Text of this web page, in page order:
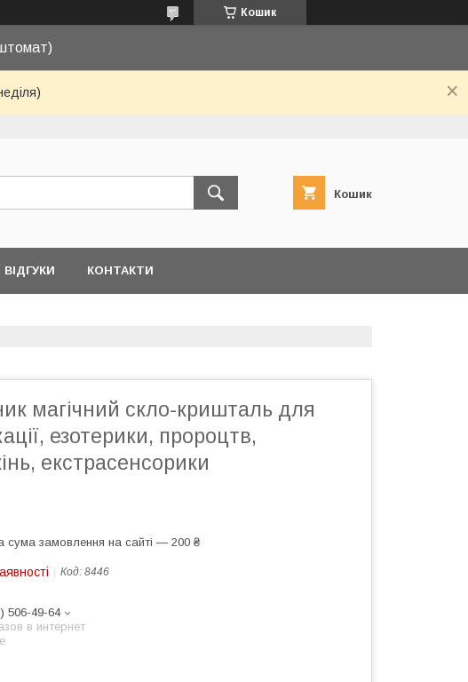
Кошик
Кошик
ВІДГУКИ КОНТАКТИ
магічний скло-кришталь для
езотерики, пророцтв,
екстрасенсорики
сума замовлення на сайті — 200 ₴
Код: 8446
506-49-64
в интернет